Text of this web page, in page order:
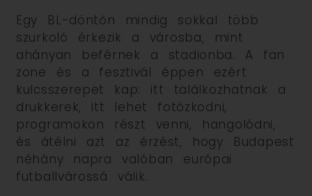
Egy BL-döntőn mindig sokkal több
szurkoló érkezik a városba, mint
ahányan beférnek a stadionba. A fan
zone és a fesztivál éppen ezért
kulcsszerepet kap: itt találkozhatnak a
drukkerek, itt lehet fotózkodni,
programokon részt venni, hangolódni,
és átélni azt az érzést, hogy Budapest
néhány napra valóban európai
futballvárossá válik.